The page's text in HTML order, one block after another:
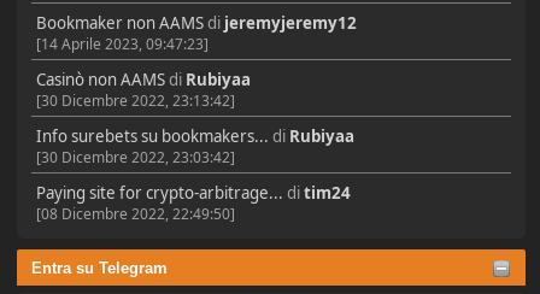
Bookmaker non AAMSdi jeremyjeremy12
[14 Aprile 2023, 09:47:23]
Casinò non AAMSdi Rubiyaa
[30 Dicembre 2022, 23:13:42]
Info surebets su bookmakers... di Rubiyaa
[30 Dicembre 2022, 23:03:42]
Paying site for crypto-arbitrage... ditim24
[08 Dicembre 2022, 22:49:50]
Entra su Telegram